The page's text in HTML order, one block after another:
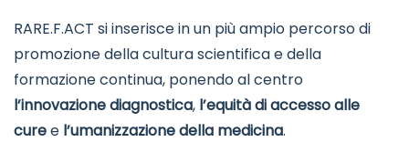
RARE.F.ACT si inserisce in un più ampio percorso di
promozione della cultura scientifica e della
formazione continua, ponendo al centro
l’innovazione diagnostica, l’equità di accesso alle
curee l’umanizzazione della medicina.